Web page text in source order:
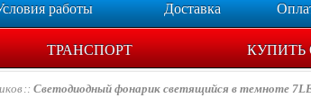
работы Доставка
ТРАНСПОРТ КУПИТЬ
Светодиодный фонарик светящийся в темноте